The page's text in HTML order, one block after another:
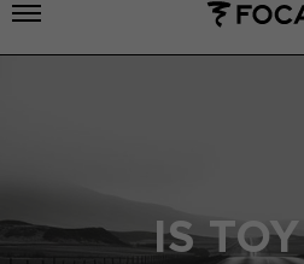
Otwórz menu
IS